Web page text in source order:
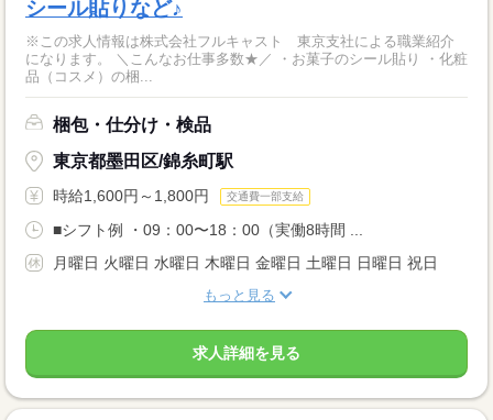
シール貼りなど♪
※この求人情報は株式会社フルキャスト 東京支社による職業紹介
になります。 ＼こんなお仕事多数★／ ・お菓子のシール貼り ・化粧
品（コスメ）の梱...
梱包・仕分け・検品
東京都墨田区/錦糸町駅
時給1,600円～1,800円 交通費一部支給
■シフト例 ・09：00〜18：00（実働8時間 ...
月曜日 火曜日 水曜日 木曜日 金曜日 土曜日 日曜日 祝日
もっと見る
求人詳細を見る